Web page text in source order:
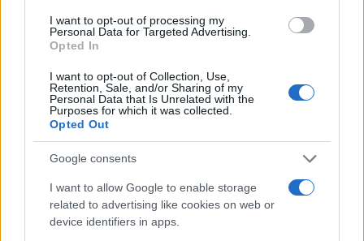
I want to opt-out of processing my
Personal Data for Targeted Advertising.
Opted In
I want to opt-out of Collection, Use,
Retention, Sale, and/or Sharing of my
Personal Data that Is Unrelated with the
Purposes for which it was collected.
Opted Out
Google consents
I want to allow Google to enable storage
related to advertising like cookies on web or
device identifiers in apps.
Νέες ταυτότητες: Οι αλλαγές που φέρνει ο
προσωπικός αριθμός – Πότε λήγει η διορία